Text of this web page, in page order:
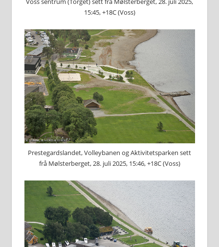
15:45, +18C (Voss)
Prestegardslandet, Volleybanen og Aktivitetsparken sett
frå Mølsterberget, 28. juli 2025, 15:46, +18C (Voss)